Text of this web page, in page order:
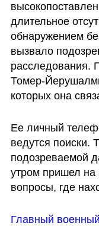
длительное
обнаружением
вызвало
расследования.
Томер-
которых она
Ее личный
ведутся поиски.
подозреваемой
утром пришел на
вопросы, где
Главный